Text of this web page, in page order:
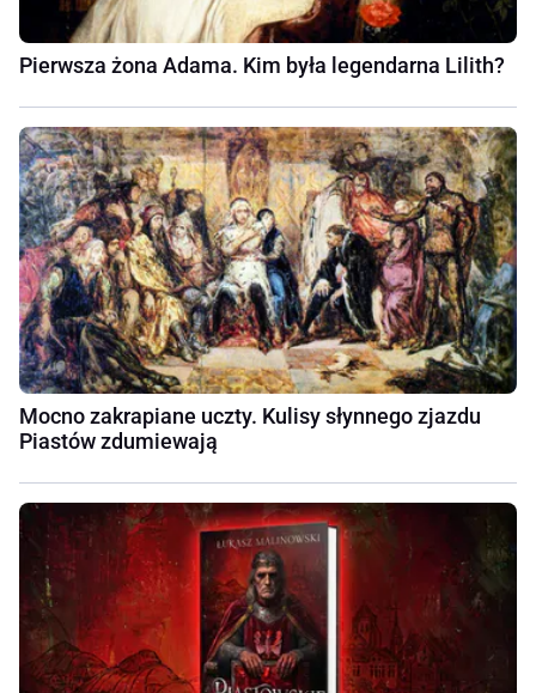
Pierwsza żona Adama. Kim była legendarna Lilith?
Mocno zakrapiane uczty. Kulisy słynnego zjazdu
Piastów zdumiewają